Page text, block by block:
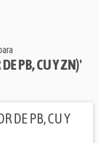
PB, CU Y ZN)'
DE PB, CU Y